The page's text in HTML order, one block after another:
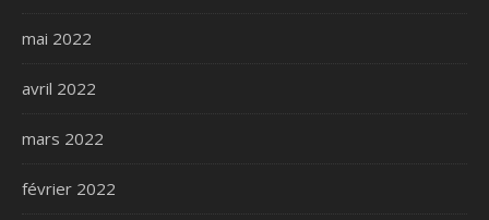
mai 2022
avril 2022
mars 2022
février 2022